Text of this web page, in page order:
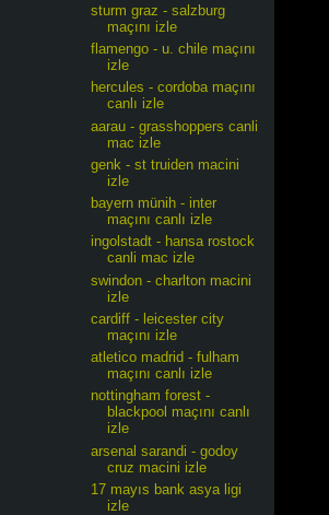
sturm graz - salzburg
maçını izle
flamengo - u. chile maçını
izle
hercules - cordoba maçını
canlı izle
aarau - grasshoppers canli
mac izle
genk - st truiden macini
izle
bayern münih - inter
maçını canlı izle
ingolstadt - hansa rostock
canli mac izle
swindon - charlton macini
izle
cardiff - leicester city
maçını izle
atletico madrid - fulham
maçını canlı izle
nottingham forest -
blackpool maçını canlı
izle
arsenal sarandi - godoy
cruz macini izle
17 mayıs bank asya ligi
izle